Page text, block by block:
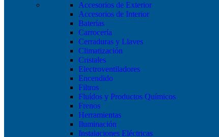
Accesorios de Exterior
Accesorios de Interior
Baterías
Carrocería
Cerraduras y Llaves
Climatización
Cristales
Electroventiladores
Encendido
Filtros
Fluídos y Productos Químicos
Frenos
Herramientas
Iluminación
Instalaciones Eléctricas